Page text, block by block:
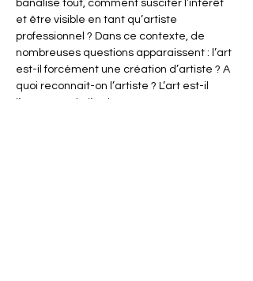
banalise tout, comment susciter l’intérêt
et être visible en tant qu’artiste
professionnel ? Dans ce contexte, de
nombreuses questions apparaissent : l’art
est-il forcément une création d’artiste ? A
quoi reconnait-on l’artiste ? L’art est-il